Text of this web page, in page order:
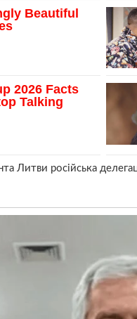
Литви російська